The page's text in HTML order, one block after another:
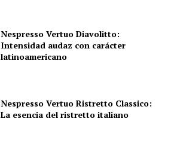
Nespresso Vertuo Diavolitto:
Intensidad audaz con carácter
latinoamericano
Nespresso Vertuo Ristretto Classico:
La esencia del ristretto italiano